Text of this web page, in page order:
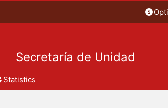
Secretaría de Unidad
Statistics